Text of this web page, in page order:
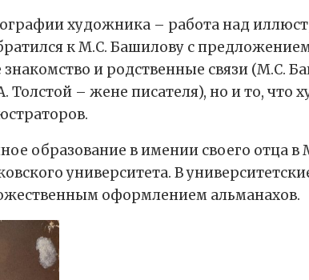
художника – работа над
к М.С. Башилову с
и родственные связи (М.С.
– жене писателя), но и то, что
образование в имении своего отца в
университета. В
оформлением альманахов.